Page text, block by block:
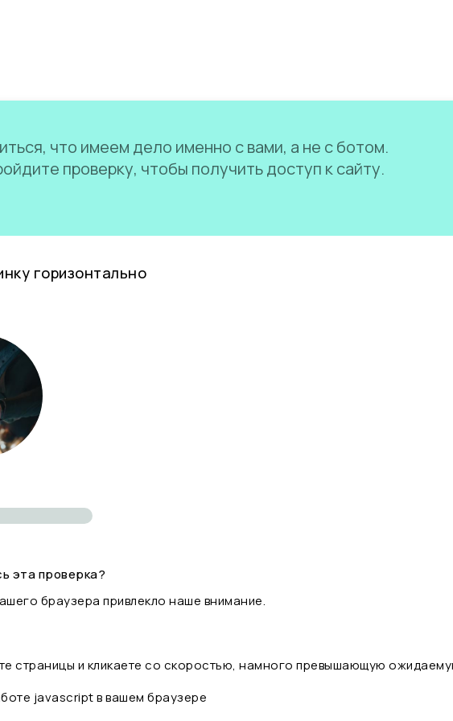
что имеем дело именно с вами, а не с ботом.
проверку, чтобы получить доступ к сайту.
горизонтально
эта проверка?
браузера привлекло наше внимание.
страницы и кликаете со скоростью, намного превышающую
javascript в вашем браузере